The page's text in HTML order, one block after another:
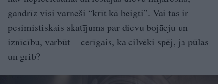
gandrīz visi varneši “krīt kā beigti”. Vai tas ir
pesimistiskais skatījums par dievu bojāeju un
iznīcību, varbūt – cerīgais, ka cilvēki spēj, ja pūlas
un grib?